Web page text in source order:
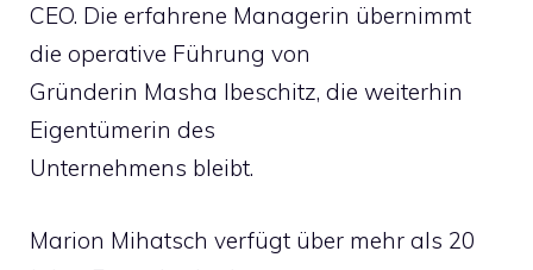
CEO. Die erfahrene Managerin übernimmt
die operative Führung von
Gründerin Masha Ibeschitz, die weiterhin
Eigentümerin des
Unternehmens bleibt.
Marion Mihatsch verfügt über mehr als 20